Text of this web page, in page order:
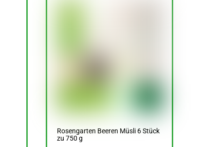
Rosengarten Beeren Müsli 6 Stück
zu 750 g